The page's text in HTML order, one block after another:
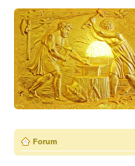
Forum